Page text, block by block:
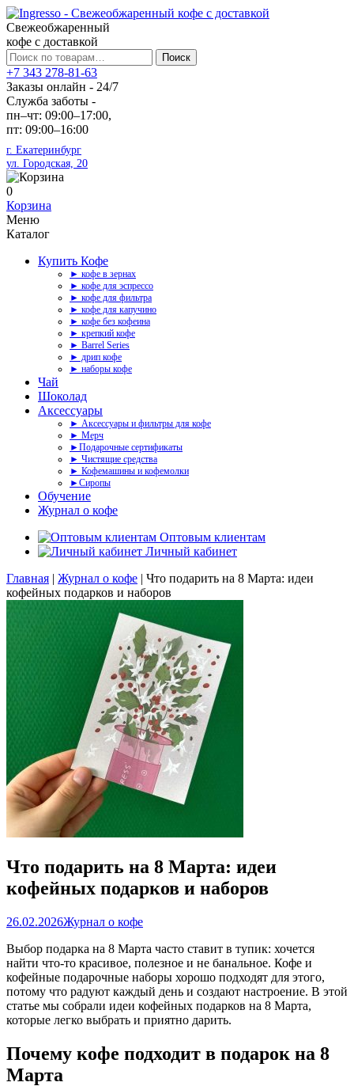
Свежеобжаренный
кофе с доставкой
Искать:
Поиск
+7 343 278-81-63
Заказы онлайн - 24/7
Служба заботы -
пн–чт: 09:00–17:00,
пт: 09:00–16:00
г. Екатеринбург
ул. Городская, 20
0
Корзина
Меню
Каталог
Купить Кофе
► кофе в зернах
► кофе для эспрессо
► кофе для фильтра
► кофе для капучино
► кофе без кофеина
► крепкий кофе
► Barrel Series
► дрип кофе
► наборы кофе
Чай
Шоколад
Аксессуары
► Аксессуары и фильтры для кофе
► Мерч
►Подарочные сертификаты
► Чистящие средства
► Кофемашины и кофемолки
►Сиропы
Обучение
Журнал о кофе
Оптовым клиентам
Личный кабинет
Главная | Журнал о кофе | Что подарить на 8 Марта: идеи
кофейных подарков и наборов
Что подарить на 8 Марта: идеи
кофейных подарков и наборов
26.02.2026Журнал о кофе
Выбор подарка на 8 Марта часто ставит в тупик: хочется
найти что-то красивое, полезное и не банальное. Кофе и
кофейные подарочные наборы хорошо подходят для этого,
потому что радуют каждый день и создают настроение. В этой
статье мы собрали идеи кофейных подарков на 8 Марта,
которые легко выбрать и приятно дарить.
Почему кофе подходит в подарок на 8
Марта